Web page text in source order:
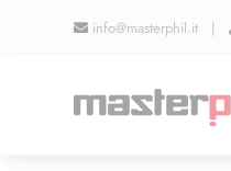
info@masterphil.it |